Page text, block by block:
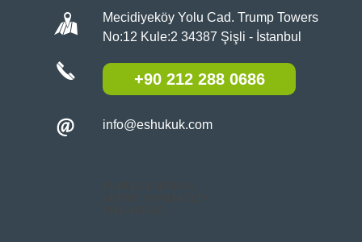
Mecidiyeköy Yolu Cad. Trump Towers
No:12 Kule:2 34387 Şişli - İstanbul
+90 212 288 0686
info@eshukuk.com